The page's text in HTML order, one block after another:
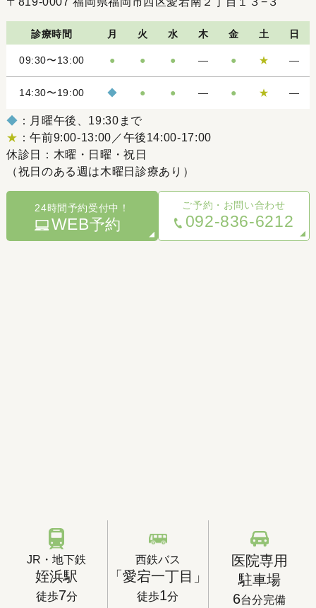
診療時間 月 火 水 木 金 土 日
09:30〜13:00 ● ● ● ― ● ★ ―
14:30〜19:00 ◆ ● ● ― ● ★ ―
◆ ：月曜午後、19:30まで
★ ：午前9:00-13:00／午後14:00-17:00
休診日：木曜・日曜・祝日
（祝日のある週は木曜日診療あり）
24時間予約受付中！
WEB予約
ご予約・お問い合わせ
092-836-6212
JR・地下鉄
姪浜駅
徒歩7分
西鉄バス
「愛宕一丁目」
徒歩1分
医院専用
駐車場
6台分完備